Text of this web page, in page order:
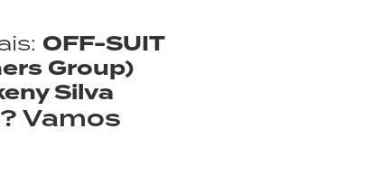
OFF-SUIT
Group)
Silva
Vamos